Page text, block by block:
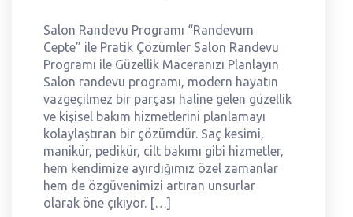
Salon Randevu Programı “Randevum
Cepte” ile Pratik Çözümler Salon Randevu
Programı ile Güzellik Maceranızı Planlayın
Salon randevu programı, modern hayatın
vazgeçilmez bir parçası haline gelen güzellik
ve kişisel bakım hizmetlerini planlamayı
kolaylaştıran bir çözümdür. Saç kesimi,
manikür, pedikür, cilt bakımı gibi hizmetler,
hem kendimize ayırdığımız özel zamanlar
hem de özgüvenimizi artıran unsurlar
olarak öne çıkıyor. […]